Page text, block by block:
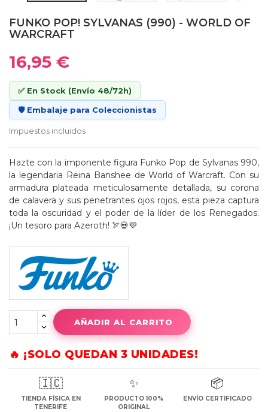
FUNKO POP! SYLVANAS (990) - WORLD OF
WARCRAFT
16,95 €
✅ En Stock (Envío 48/72h)
🛡️ Embalaje para Coleccionistas
Impuestos incluidos
Hazte con la imponente figura Funko Pop de Sylvanas 990,
la legendaria Reina Banshee de World of Warcraft. Con su
armadura plateada meticulosamente detallada, su corona
de calavera y sus penetrantes ojos rojos, esta pieza captura
toda la oscuridad y el poder de la líder de los Renegados.
¡Un tesoro para Azeroth! 🏹💀💜
AÑADIR AL CARRITO
🔥 ¡SOLO QUEDAN 3 UNIDADES!
🇮🇨
TIENDA FÍSICA EN
TENERIFE
✨
PRODUCTO 100%
ORIGINAL
📦
ENVÍO CERTIFICADO